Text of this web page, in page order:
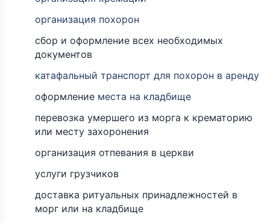
организация похорон
сбор и оформление всех необходимых
документов
катафальный транспорт для похорон в аренду
оформление места на кладбище
перевозка умершего из морга к крематорию
или месту захоронения
организация отпевания в церкви
услуги грузчиков
доставка ритуальных принадлежностей в
морг или на кладбище